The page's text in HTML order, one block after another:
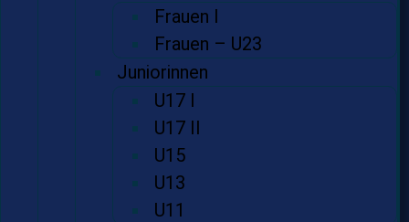
Frauen I
Frauen – U23
Juniorinnen
U17 I
U17 II
U15
U13
U11